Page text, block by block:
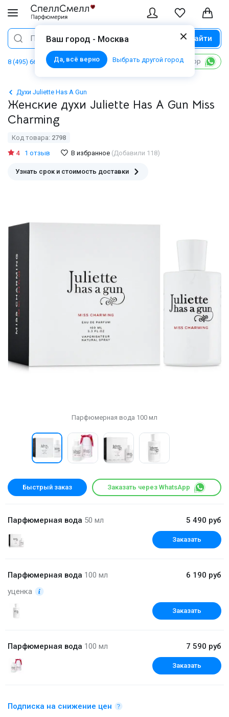
Ваш город - Москва
Да, всё верно Выбрать другой город
Поиск Найти
8 (495) 668 06 02 Написать в WhatsApp
Духи Juliette Has A Gun
Женские духи Juliette Has A Gun Miss
Charming
Код товара: 2798
4
1 отзыв В избранное (Добавили 118)
Узнать срок и стоимость доставки
Парфюмерная вода 100 мл
Быстрый заказ Заказать через WhatsApp
Парфюмерная вода 50 мл 5 490 руб
Заказать
Парфюмерная вода 100 мл
уценка
6 190 руб
Заказать
Парфюмерная вода 100 мл 7 590 руб
Заказать
Подписка на снижение цен